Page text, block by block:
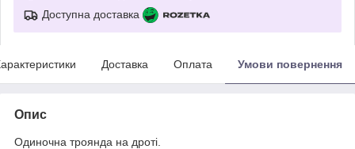
Доступна доставка
Доставка Оплата Умови повернення
Опис
Одиночна троянда на дроті.